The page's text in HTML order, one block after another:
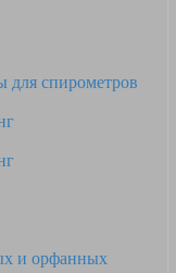
для спирометров
и орфанных